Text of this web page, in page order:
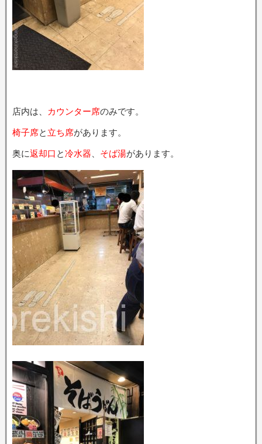
店内は、 カウンター席のみです。
椅子席と 立ち席があります。
奥に返却口 と冷水器 そば湯があります。